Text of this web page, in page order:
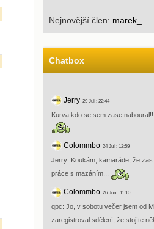
Nejnovější člen: marek_
Chatbox
Jerry29 Jul : 22:44
Kurva kdo se sem zase naboural!!!
Colommbo24 Jul : 12:59
Jerry: Koukám, kamaráde, že
práce s mazáním...
Colommbo26 Jun : 11:10
qpc: Jo, v sobotu večer jsem od
zaregistroval sdělení, že stojíte